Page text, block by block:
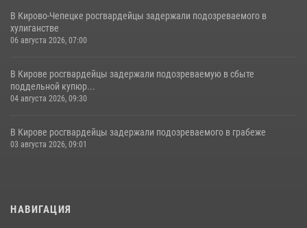
В Кирово-Чепецке росгвардейцы задержали подозреваемого в
хулиганстве
06 августа 2026, 07:00
В Кирове росгвардейцы задержали подозреваемую в сбыте
поддельной купюр...
04 августа 2026, 09:30
В Кирове росгвардейцы задержали подозреваемого в грабеже
03 августа 2026, 09:01
НАВИГАЦИЯ